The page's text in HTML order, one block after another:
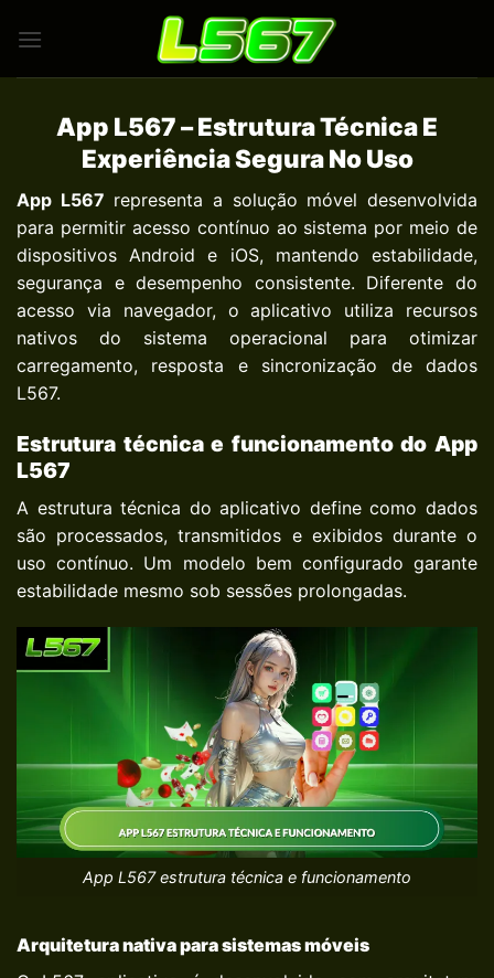
App L567 – Estrutura Técnica E
Experiência Segura No Uso
App L567 representa a solução móvel desenvolvida
para permitir acesso contínuo ao sistema por meio de
dispositivos Android e iOS, mantendo estabilidade,
segurança e desempenho consistente. Diferente do
acesso via navegador, o aplicativo utiliza recursos
nativos do sistema operacional para otimizar
carregamento, resposta e sincronização de dados
L567.
Estrutura técnica e funcionamento do App
L567
A estrutura técnica do aplicativo define como dados
são processados, transmitidos e exibidos durante o
uso contínuo. Um modelo bem configurado garante
estabilidade mesmo sob sessões prolongadas.
App L567 estrutura técnica e funcionamento
Arquitetura nativa para sistemas móveis